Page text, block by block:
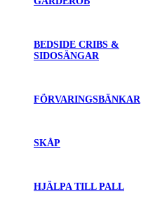
BEDSIDE CRIBS &
SIDOSÄNGAR
FÖRVARINGSBÄNKAR
SKÅP
HJÄLPA TILL PALL